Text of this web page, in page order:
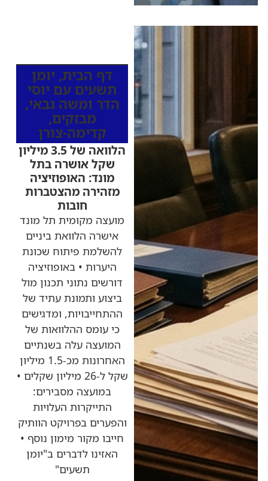
דף הבית, יומן
תשעים עם יוסי
הדר ומשה גבאי,
מבזקים,
קדימה-צורן
הלוואה של 3.5 מיליון
שקל אושרה בתל
מונד: האופוזיציה
מזהירה מהצטברות
חובות
מועצה מקומית תל מונד
אישרה הלוואת ביניים
להשלמת פיתוח שכונת
היערות • באופוזיציה
דורשים נתוני תכנון מול
ביצוע ותמונת עתיד של
ההתחייבויות, ומדגישים
כי עומס ההלוואות של
המועצה עלה בשנתיים
האחרונות מכ-1.5 מיליון
שקל ל-26 מיליון שקלים •
במועצה מסבירים:
התייקרות העלויות
והפערים בפרויקט הוותיק
חייבו מקור מימון נוסף •
האזינו לדברים ב"יומן
תשעים"